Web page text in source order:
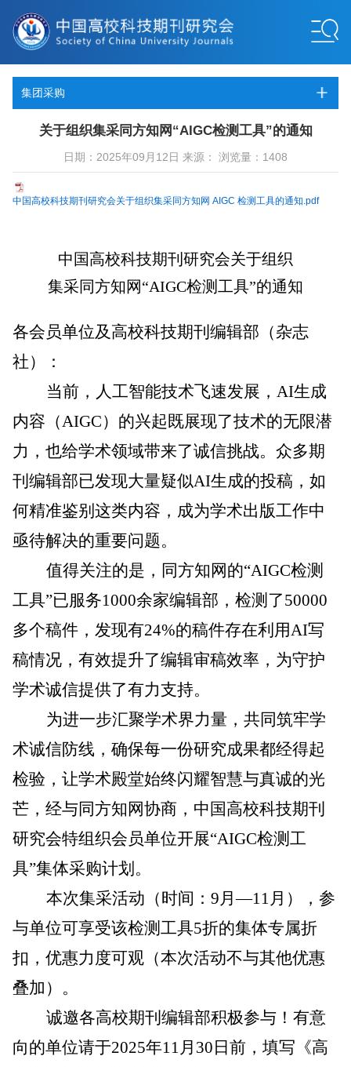
集团采购
关于组织集采同方知网“AIGC检测工具”的通知
日期：2025年09月12日 来源： 浏览量：1408
中国高校科技期刊研究会关于组织集采同方知网 AIGC 检测工具的通知.pdf
中国高校科技期刊研究会关于组织
集采同方知网“AIGC检测工具”的通知
各会员单位及高校科技期刊编辑部（杂志
社）：
当前，人工智能技术飞速发展，AI生成
内容（AIGC）的兴起既展现了技术的无限潜
力，也给学术领域带来了诚信挑战。众多期
刊编辑部已发现大量疑似AI生成的投稿，如
何精准鉴别这类内容，成为学术出版工作中
亟待解决的重要问题。
值得关注的是，同方知网的“AIGC检测
工具”已服务1000余家编辑部，检测了50000
多个稿件，发现有24%的稿件存在利用AI写
稿情况，有效提升了编辑审稿效率，为守护
学术诚信提供了有力支持。
为进一步汇聚学术界力量，共同筑牢学
术诚信防线，确保每一份研究成果都经得起
检验，让学术殿堂始终闪耀智慧与真诚的光
芒，经与同方知网协商，中国高校科技期刊
研究会特组织会员单位开展“AIGC检测工
具”集体采购计划。
本次集采活动（时间：9月—11月），参
与单位可享受该检测工具5折的集体专属折
扣，优惠力度可观（本次活动不与其他优惠
叠加）。
诚邀各高校期刊编辑部积极参与！有意
向的单位请于2025年11月30日前，填写《高